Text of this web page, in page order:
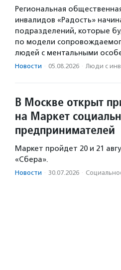
Региональная
инвалидов «Радость»
подразделений, которые
по модели
людей с ментальными
Новости · 05.08.2026 · Люди с
В Москве открыт
на Маркет
предпринимателей
Маркет пройдет 20 и 21
«Сбера».
Новости · 30.07.2026 ·